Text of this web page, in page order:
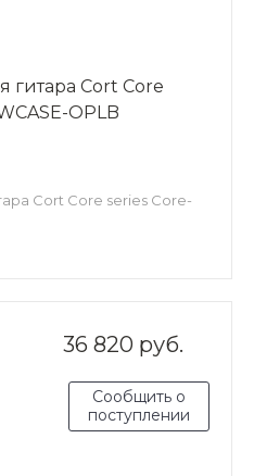
гитара Cort Core
OPLB
Cort Core series Core-
36 820 руб.
Сообщить о
поступлении